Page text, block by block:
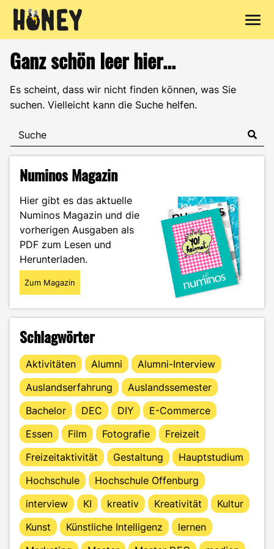
Inhalt
springen
Ganz schön leer hier...
Es scheint, dass wir nicht finden können, was Sie
suchen. Vielleicht kann die Suche helfen.
Numinos Magazin
Hier gibt es das aktuelle
Numinos Magazin und die
vorherigen Ausgaben als
PDF zum Lesen und
Herunterladen.
Zum Magazin
Schlagwörter
Aktivitäten Alumni
Alumni-Interview
Auslandserfahrung
Auslandssemester
Bachelor
DEC DIY
E-Commerce
Essen
Film Fotografie
Freizeit
Freizeitaktivität
Gestaltung
Hauptstudium
Hochschule
Hochschule Offenburg
interview
KI kreativ Kreativität
Kultur
Kunst
Künstliche Intelligenz
lernen